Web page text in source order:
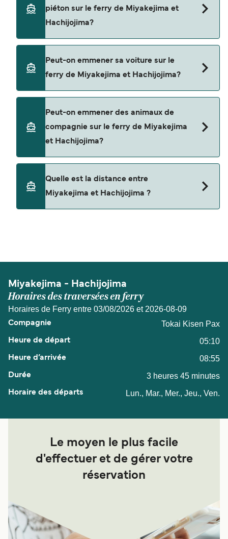
consultez notre page d'offres pour consulter les
dernières promotions disponibles.
piéton sur le ferry de Miyakejima et
Hachijojima?
piéton de Miyakejima à Hachijojima avec
Peut-on emmener sa voiture sur le
ferry de Miyakejima et Hachijojima?
ferry entre Miyakejima et Hachijojima.
Peut-on emmener des animaux de
compagnie sur le ferry de Miyakejima
et Hachijojima?
pas autorisés à bord pour les traversées entre
Miyakejima et Hachijojima.
Quelle est la distance entre
Miyakejima et Hachijojima ?
Miyakejima - Hachijojima
Horaires des traversées en ferry
Horaires de Ferry entre 03/08/2026 et 2026-08-09
Tokai Kisen Pax
05:10
08:55
3 heures 45 minutes
Lun., Mar., Mer., Jeu., Ven.
Le moyen le plus facile
d'effectuer et de gérer votre
réservation